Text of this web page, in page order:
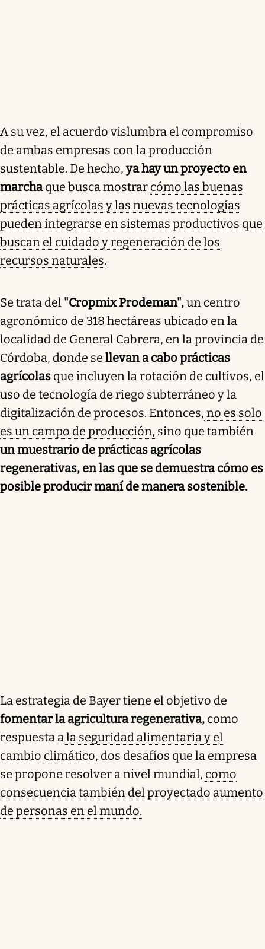
A su vez, el acuerdo vislumbra el compromiso
de ambas empresas con la producción
sustentable. De hecho,ya hay un proyecto en
marchaque busca mostrar cómo las buenas
prácticas agrícolas y las nuevas tecnologías
pueden integrarse en sistemas productivos que
buscan el cuidado y regeneración de los
recursos naturales.
Se trata del "Cropmix Prodeman",un centro
agronómico de 318 hectáreas ubicado en la
localidad de General Cabrera, en la provincia de
Córdoba, donde se llevan a cabo prácticas
agrícolas que incluyen la rotación de cultivos, el
uso de tecnología de riego subterráneo y la
digitalización de procesos. Entonces, no es solo
es un campo de producción, sino que también
un muestrario de prácticas agrícolas
regenerativas, en las que se demuestra cómo es
posible producir maní de manera sostenible.
La estrategia de Bayer tiene el objetivo de
fomentar la agricultura regenerativa, como
respuesta ala seguridad alimentaria y el
cambio climático, dos desafíos que la empresa
se propone resolver a nivel mundial, como
consecuencia también del proyectado aumento
de personas en el mundo.